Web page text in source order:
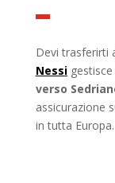
Devi trasferirti
Nessigestisce
verso
assicurazione
in tutta Europa.